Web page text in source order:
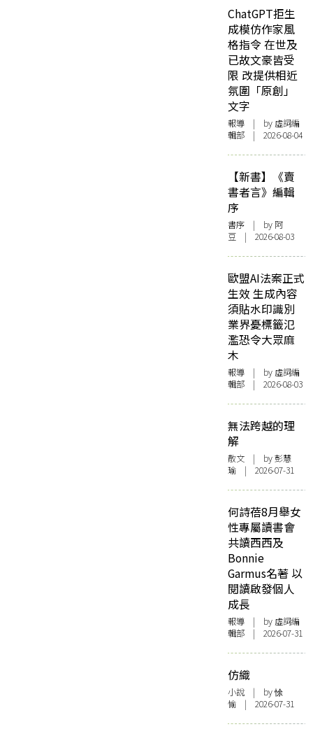
ChatGPT拒生
成模仿作家風
格指令 在世及
已故文豪皆受
限 改提供相近
氛圍「原創」
文字
報導 | by 虛詞編
輯部 | 2026-08-04
【新書】《賣
書者言》編輯
序
書序 | by 阿
豆 | 2026-08-03
歐盟AI法案正式
生效 生成內容
須貼水印識別
業界憂標籤氾
濫恐令大眾麻
木
報導 | by 虛詞編
輯部 | 2026-08-03
無法跨越的理
解
散文 | by 彭慧
瑜 | 2026-07-31
何詩蓓8月舉女
性專屬讀書會
共讀西西及
Bonnie
Garmus名著 以
閱讀啟發個人
成長
報導 | by 虛詞編
輯部 | 2026-07-31
仿織
小說 | by 悇
愉 | 2026-07-31